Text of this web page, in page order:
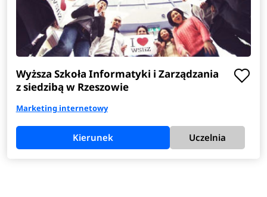
Wyższa Szkoła Informatyki i Zarządzania
z siedzibą w Rzeszowie
Marketing internetowy
Kierunek Uczelnia